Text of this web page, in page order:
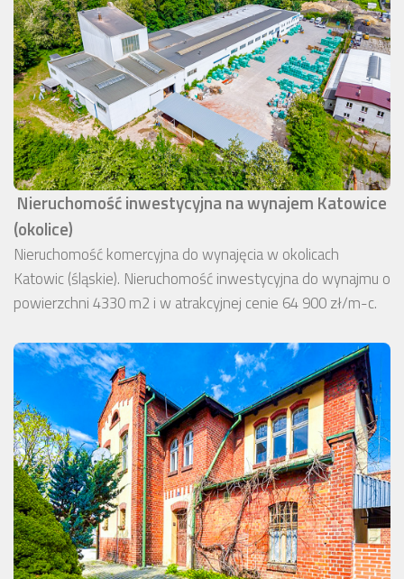
Nieruchomość inwestycyjna na wynajem Katowice
(okolice)
Nieruchomość komercyjna do wynajęcia w okolicach
Katowic (śląskie). Nieruchomość inwestycyjna do wynajmu o
powierzchni 4330 m2 i w atrakcyjnej cenie 64 900 zł/m-c.